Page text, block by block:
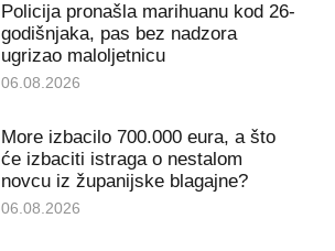
Policija pronašla marihuanu kod 26-
godišnjaka, pas bez nadzora
ugrizao maloljetnicu
06.08.2026
More izbacilo 700.000 eura, a što
će izbaciti istraga o nestalom
novcu iz županijske blagajne?
06.08.2026